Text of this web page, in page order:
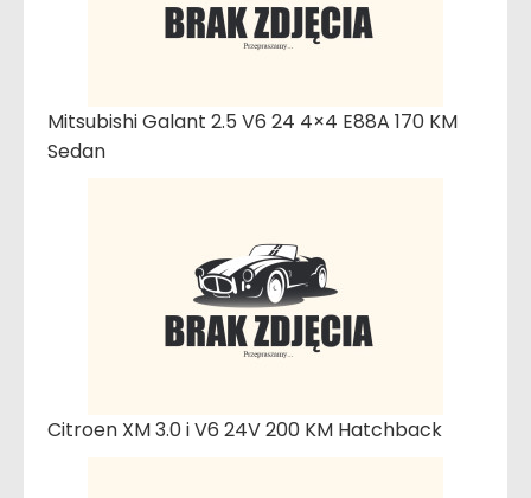
Mitsubishi Galant 2.5 V6 24 4×4 E88A 170 KM
Sedan
Citroen XM 3.0 i V6 24V 200 KM Hatchback